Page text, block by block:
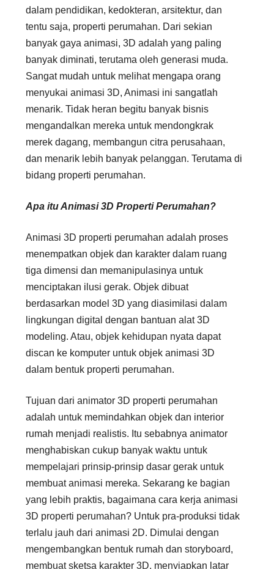
dalam pendidikan, kedokteran, arsitektur, dan
tentu saja, properti perumahan. Dari sekian
banyak gaya animasi, 3D adalah yang paling
banyak diminati, terutama oleh generasi muda.
Sangat mudah untuk melihat mengapa orang
menyukai animasi 3D, Animasi ini sangatlah
menarik. Tidak heran begitu banyak bisnis
mengandalkan mereka untuk mendongkrak
merek dagang, membangun citra perusahaan,
dan menarik lebih banyak pelanggan. Terutama di
bidang properti perumahan.
Apa itu Animasi 3D Properti Perumahan?
Animasi 3D properti perumahan adalah proses
menempatkan objek dan karakter dalam ruang
tiga dimensi dan memanipulasinya untuk
menciptakan ilusi gerak. Objek dibuat
berdasarkan model 3D yang diasimilasi dalam
lingkungan digital dengan bantuan alat 3D
modeling. Atau, objek kehidupan nyata dapat
discan ke komputer untuk objek animasi 3D
dalam bentuk properti perumahan.
Tujuan dari animator 3D properti perumahan
adalah untuk memindahkan objek dan interior
rumah menjadi realistis. Itu sebabnya animator
menghabiskan cukup banyak waktu untuk
mempelajari prinsip-prinsip dasar gerak untuk
membuat animasi mereka. Sekarang ke bagian
yang lebih praktis, bagaimana cara kerja animasi
3D properti perumahan? Untuk pra-produksi tidak
terlalu jauh dari animasi 2D. Dimulai dengan
mengembangkan bentuk rumah dan storyboard,
membuat sketsa karakter 3D, menyiapkan latar